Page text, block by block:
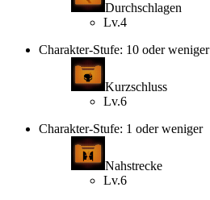
Durchschlagen
Lv.4
Charakter-Stufe: 10 oder weniger
Kurzschluss
Lv.6
Charakter-Stufe: 1 oder weniger
Nahstrecke
Lv.6